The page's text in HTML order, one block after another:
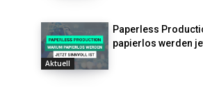
Aktuell
Paperless
papierlos werden